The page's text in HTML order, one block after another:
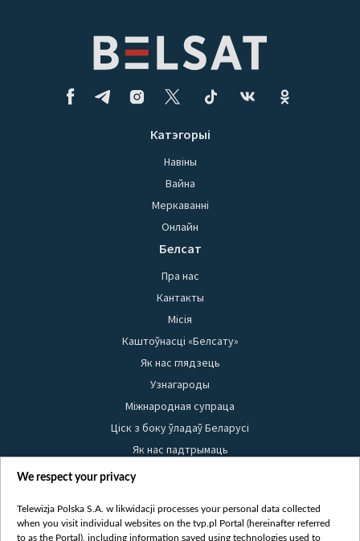
Катэгорыі
Навіны
Вайна
Меркаванні
Онлайн
Белсат
Пра нас
Кантакты
Місія
Каштоўнасці «Белсату»
Як нас глядзець
Узнагароды
Міжнародная супраца
Ціск з боку ўладаў Беларусі
Як нас падтрымаць
Правілы выкарыстання матэрыялаў
Бяспека
Youtube
We respect your privacy
Telewizja Polska S.A. w likwidacji processes your personal data collected
when you visit individual websites on the tvp.pl Portal (hereinafter referred
to as the Portal), including information saved using technologies used to